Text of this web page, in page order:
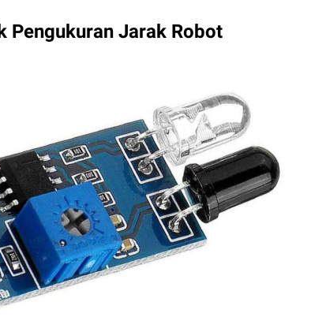
Pengukuran Jarak Robot